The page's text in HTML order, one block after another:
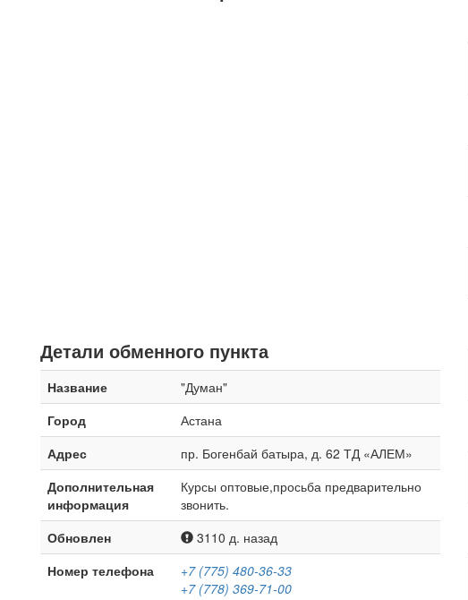
Детали обменного пункта
Название
"Думан"
Город
Астана
Адрес
пр. Богенбай батыра, д. 62 ТД «АЛЕМ»
Дополнительная
информация
Курсы оптовые,просьба предварительно
звонить.
Обновлен
3110 д. назад
Номер телефона
+7 (775) 480-36-33
+7 (778) 369-71-00